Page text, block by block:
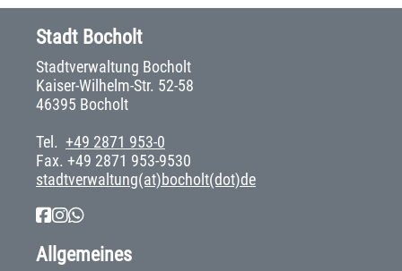
Stadt Bocholt
Stadtverwaltung Bocholt
Kaiser-Wilhelm-Str. 52-58
46395 Bocholt
Tel. +49 2871 953-0
Fax. +49 2871 953-9530
stadtverwaltung(at)bocholt(dot)de
Allgemeines